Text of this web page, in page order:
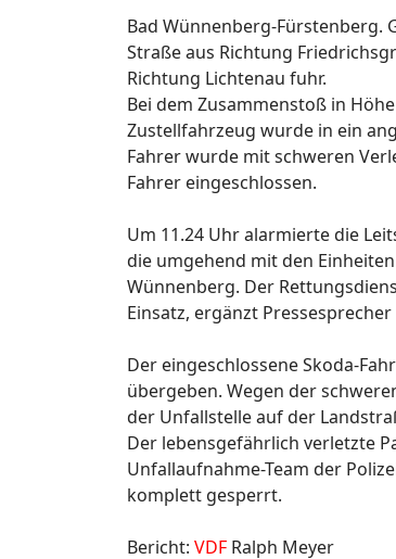
Bad Wünnenberg-Fürstenberg.
Straße aus Richtung
Richtung Lichtenau fuhr.
Bei dem Zusammenstoß in
Zustellfahrzeug wurde in ein
Fahrer wurde mit schweren
Fahrer eingeschlossen.
Um 11.24 Uhr alarmierte die
die umgehend mit den
Wünnenberg. Der
Einsatz, ergänzt
Der eingeschlossene Skoda-
übergeben. Wegen der
der Unfallstelle auf der
Der lebensgefährlich verletzte
Unfallaufnahme-Team der
komplett gesperrt.
Bericht: VDF Ralph Meyer